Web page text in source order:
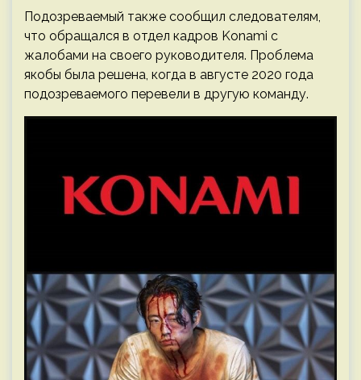
Подозреваемый также сообщил следователям,
что обращался в отдел кадров Konami с
жалобами на своего руководителя. Проблема
якобы была решена, когда в августе 2020 года
подозреваемого перевели в другую команду.